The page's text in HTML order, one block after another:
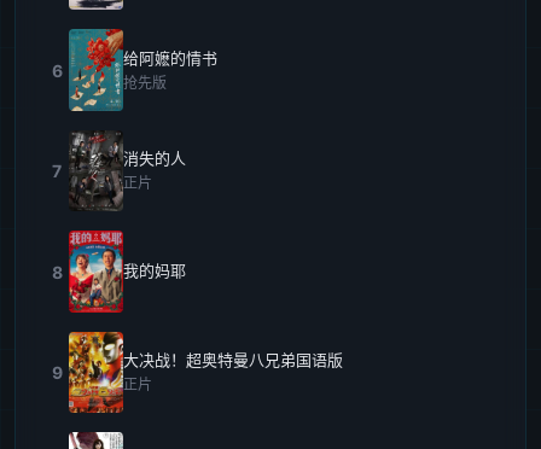
6
给阿嬷的情书
抢先版
7
消失的人
正片
8 我的妈耶
9
大决战！超奥特曼八兄弟国语版
正片